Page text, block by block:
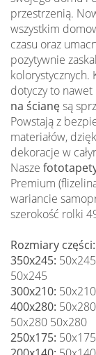
przestrzenią.
wszystkim
czasu oraz
pozytywnie
kolorystycznych.
dotyczy to
na ścianęsą
Powstają z
materiałów,
dekoracje w
Nasze
Premium
wariancie
szerokość rolki
Rozmiary części:
350x245:
50x245
300x210:
400x280:
50x280 50x280
250x175: